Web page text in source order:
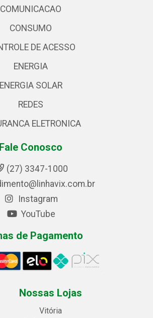
COMUNICACAO
CONSUMO
DE ACESSO
ENERGIA
ENERGIA SOLAR
REDES
ELETRONICA
Fale Conosco
(27) 3347-1000
Instagram
YouTube
de Pagamento
Nossas Lojas
Vitória